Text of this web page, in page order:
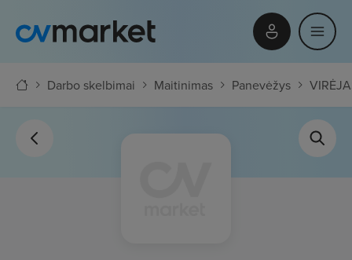
Darbo skelbimai Maitinimas Panevėžys